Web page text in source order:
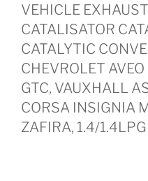
VEHICLE
CATALISATOR
CATALYTIC
CHEVROLET
GTC, VAUXHALL
CORSA INSIGNIA
ZAFIRA, 1.4/